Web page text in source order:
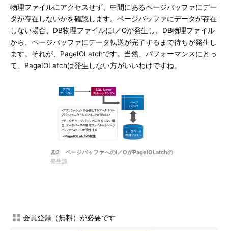
物理ファイルにアクセスせず、中間にあるページバッファにデー
タが存在しないかを確認します。ページバッファにデータが存在
しない場合、DB物理ファイルにI／Oが発生し、DB物理ファイル
から、ページバッファにデータ転送が完了するまで待ちが発生し
ます。それが、PageIOLatchです。当然、パフォーマンスにとっ
て、PageIOLatchは発生しない方がいいわけですね。
図2 ページバッファへのI／OがPageIOLatchの
発生源
られます。
会員登録（無料）が必要です